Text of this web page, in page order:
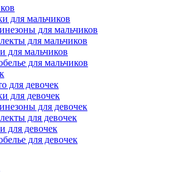
для мальчиков
для мальчиков
для мальчиков
для мальчиков
для мальчиков
для девочек
для девочек
для девочек
для девочек
для девочек
для девочек